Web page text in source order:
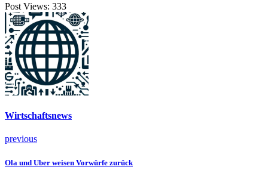
Post Views: 333
Wirtschaftsnews
previous
Ola und Uber weisen Vorwürfe zurück